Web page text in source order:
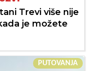
Trevi više nije
je možete
PUTOVANJA